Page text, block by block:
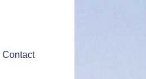
Contact